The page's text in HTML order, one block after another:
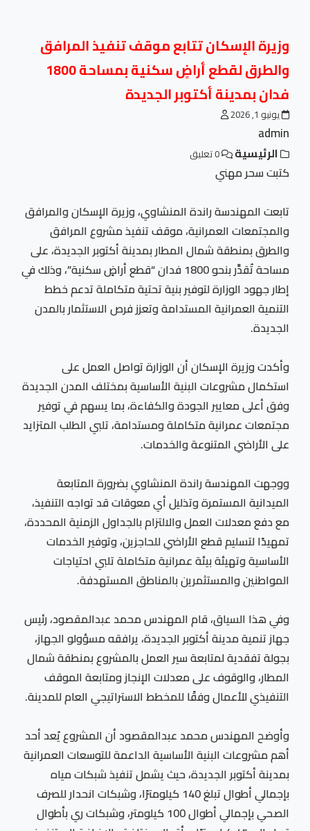
وزيرة الإسكان تتابع موقف تنفيذ المرافق
والطرق لقطع أراضٍ سكنية بمساحة 1800
فدان بمدينة أكتوبر الجديدة
يونيو 1, 2026
admin
الرئيسية
كتبت سحر مهني
تابعت المهندسة راندة المنشاوي، وزيرة الإسكان والمرافق
والمجتمعات العمرانية، موقف تنفيذ مشروع المرافق
والطرق بمنطقة شمال المطار بمدينة أكتوبر الجديدة، على
مساحة تُقدَّر بنحو 1800 فدان “قطع أراضٍ سكنية”، وذلك في
إطار جهود الوزارة لتوفير بنية تحتية متكاملة تدعم خطط
التنمية العمرانية المستدامة وتعزز فرص الاستثمار بالمدن
الجديدة.
وأكدت وزيرة الإسكان أن الوزارة تواصل العمل على
استكمال مشروعات البنية الأساسية بمختلف المدن الجديدة
وفق أعلى معايير الجودة والكفاءة، بما يسهم في توفير
مجتمعات عمرانية متكاملة ومستدامة، تلبي الطلب المتزايد
على الأراضي المتنوعة والخدمات.
ووجهت المهندسة راندة المنشاوي بضرورة المتابعة
الميدانية المستمرة وتذليل أي معوقات قد تواجه التنفيذ،
مع دفع معدلات العمل والالتزام بالجداول الزمنية المحددة،
تمهيدًا لتسليم قطع الأراضي للحاجزين، وتوفير الخدمات
الأساسية وتهيئة بيئة عمرانية متكاملة تلبي احتياجات
المواطنين والمستثمرين بالمناطق المستهدفة.
وفي هذا السياق، قام المهندس محمد عبدالمقصود، رئيس
جهاز تنمية مدينة أكتوبر الجديدة، يرافقه مسؤولو الجهاز،
بجولة تفقدية لمتابعة سير العمل بالمشروع بمنطقة شمال
المطار، والوقوف على معدلات الإنجاز ومتابعة الموقف
التنفيذي للأعمال وفقًا للمخطط الاستراتيجي العام للمدينة.
وأوضح المهندس محمد عبدالمقصود أن المشروع يُعد أحد
أهم مشروعات البنية الأساسية الداعمة للتوسعات العمرانية
بمدينة أكتوبر الجديدة، حيث يشمل تنفيذ شبكات مياه
بإجمالي أطوال تبلغ 140 كيلومترًا، وشبكات انحدار للصرف
الصحي بإجمالي أطوال 100 كيلومتر، وشبكات ري بأطوال